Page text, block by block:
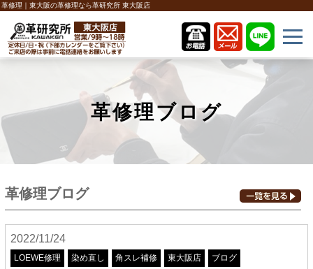
革修理｜東大阪の革修理なら革研究所 東大阪店
革修理ブログ
革修理ブログ
2022/11/24
LOEWE修理 染め直し 角スレ補修 東大阪店 ブログ